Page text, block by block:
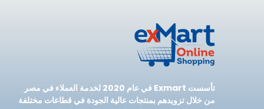
تأسست Exmart في عام 2020 لخدمة العملاء في مصر
من خلال تزويدهم بمنتجات عالية الجودة في قطاعات مختلفة